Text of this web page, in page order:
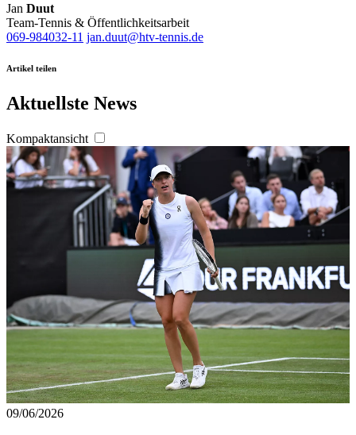
Jan Duut
Team-Tennis & Öffentlichkeitsarbeit
069-984032-11 jan.duut@htv-tennis.de
Artikel teilen
Aktuellste News
Kompaktansicht
09/06/2026